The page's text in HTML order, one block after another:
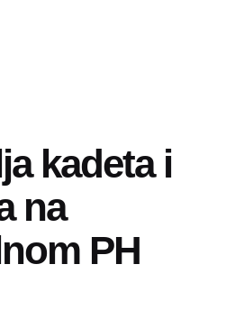
kadeta i
na
PH